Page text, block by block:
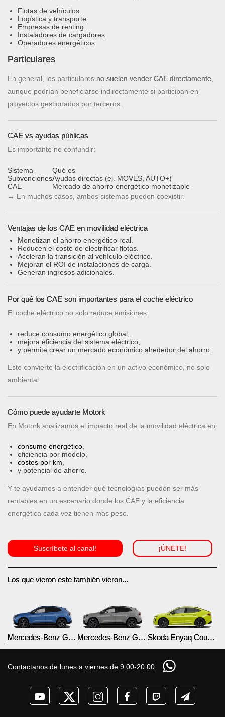
Flotas de vehículos.
Logística y transporte.
Empresas de renting.
Instaladores de cargadores.
Operadores energéticos.
Particulares
En general, los particulares no suelen vender CAE directamente,
aunque podrían beneficiarse indirectamente si participan en
proyectos gestionados por terceros.
CAE vs ayudas públicas
Es importante no confundir:
Sistema
Qué es
SubvencionesAyudas directas (ej. MOVES, AUTO+)
CAE
Mercado de ahorro energético monetizable
→ En muchos casos, ambos sistemas pueden coexistir.
Ventajas de los CAE en movilidad eléctrica
Monetizan el ahorro energético real.
Reducen el coste de electrificar flotas.
Aceleran la transición al vehículo eléctrico.
Mejoran el ROI de instalaciones de carga.
Generan ingresos adicionales.
Por qué los CAE son importantes para el coche eléctrico
El coche eléctrico no solo reduce emisiones:
reduce consumo energético global,
mejora eficiencia del sistema eléctrico,
y permite crear un mercado económico alrededor del ahorro.
Esto convierte la electrificación en un activo económico, no solo
ambiental.
Cómo puede ayudarte Motork
En Motork analizamos el impacto real de la movilidad eléctrica en:
consumo energético,
eficiencia por modelo,
costes por km,
y potencial de ahorro.
Y te ayudamos a entender qué tecnologías pueden ser más
rentables en un escenario donde los CAE y la eficiencia
energética cada vez tienen más peso.
Suscríbete al canal! ¡ÚNETE!
Los que vieron este también vieron...
Mercedes-Benz GLA Mercedes-Benz GLA Skoda Enyaq Coupé
Contactanos de lunes a viernes de 9:00-20:00